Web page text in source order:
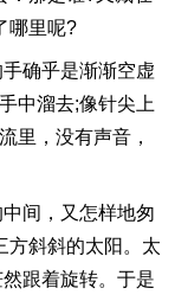
哪里呢?
确乎是渐渐空虚
中溜去;像针尖上
里，没有声音，
间，又怎样地匆
方斜斜的太阳。太
跟着旋转。于是